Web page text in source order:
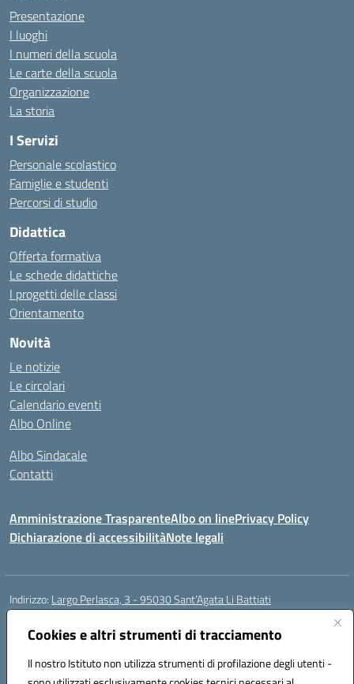
Cookies e altri strumenti di tracciamento
Il nostro Istituto non utilizza strumenti di profilazione degli utenti -
Presentazione
I luoghi
I numeri della scuola
Le carte della scuola
Organizzazione
La storia
I Servizi
Personale scolastico
Famiglie e studenti
Percorsi di studio
Didattica
Offerta formativa
Le schede didattiche
I progetti delle classi
Orientamento
Novità
Le notizie
Le circolari
Calendario eventi
Albo Online
Albo Sindacale
Contatti
Amministrazione TrasparenteAlbo on linePrivacy Policy
Dichiarazione di accessibilitàNote legali
Indirizzo: Largo Perlasca, 3 - 95030 Sant’Agata Li Battiati
Centralino:
ctic8bl002@istruzione.it
Posta elettronica certificata (PEC):ctic8bl002@pec.istruzione.it
Codice fiscale: 93253680875
Codice meccanografico:CTIC8BL002